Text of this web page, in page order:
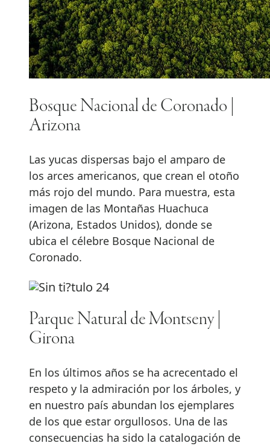
Bosque Nacional de Coronado |
Arizona
Las yucas dispersas bajo el amparo de
los arces americanos, que crean el otoño
más rojo del mundo. Para muestra, esta
imagen de las Montañas Huachuca
(Arizona, Estados Unidos), donde se
ubica el célebre Bosque Nacional de
Coronado.
Parque Natural de Montseny |
Girona
En los últimos años se ha acrecentado el
respeto y la admiración por los árboles, y
en nuestro país abundan los ejemplares
de los que estar orgullosos. Una de las
consecuencias ha sido la catalogación de